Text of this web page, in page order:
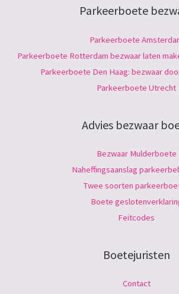
Parkeerboete
Parkeerboete
Parkeerboete Rotterdam bezwaar laten
Parkeerboete Den Haag: bezwaar
Parkeerboete Utrecht
Advies bezwaar
Bezwaar Mulderboete
Naheffingsaanslag
Twee soorten
Boete
Feitcodes
Boetejuristen
Contact